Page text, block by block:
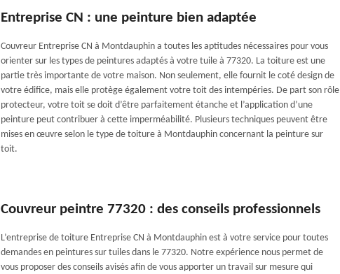
Entreprise CN : une peinture bien adaptée
Couvreur Entreprise CN à Montdauphin a toutes les aptitudes nécessaires pour vous
orienter sur les types de peintures adaptés à votre tuile à 77320. La toiture est une
partie très importante de votre maison. Non seulement, elle fournit le coté design de
votre édifice, mais elle protège également votre toit des intempéries. De part son rôle
protecteur, votre toit se doit d’être parfaitement étanche et l’application d’une
peinture peut contribuer à cette imperméabilité. Plusieurs techniques peuvent être
mises en œuvre selon le type de toiture à Montdauphin concernant la peinture sur
toit.
Couvreur peintre 77320 : des conseils professionnels
L’entreprise de toiture Entreprise CN à Montdauphin est à votre service pour toutes
demandes en peintures sur tuiles dans le 77320. Notre expérience nous permet de
vous proposer des conseils avisés afin de vous apporter un travail sur mesure qui